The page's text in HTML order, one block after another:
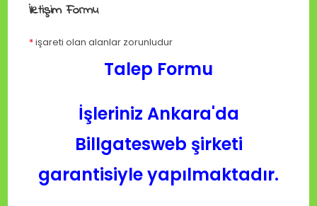
İletişim Formu
*işareti olan alanlar zorunludur
Talep Formu
İşleriniz Ankara'da
Billgatesweb şirketi
garantisiyle yapılmaktadır.